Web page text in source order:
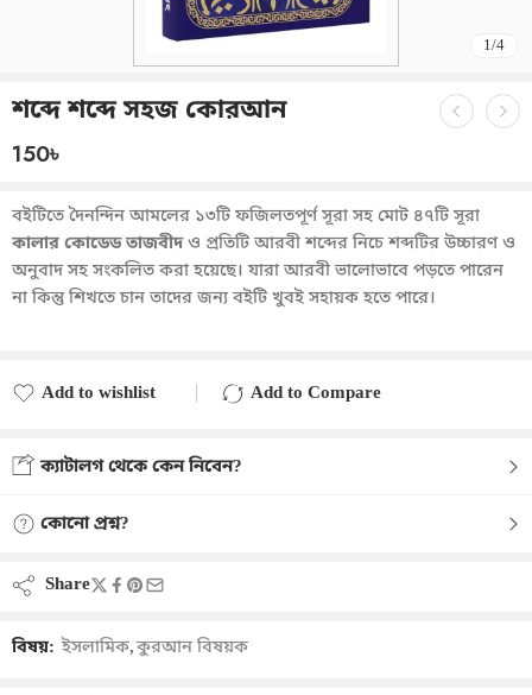
1/4
শব্দে শব্দে সহজ কোরআন
150৳
বইটিতে দৈনন্দিন আমলের ১৩টি ফজিলতপূর্ণ সূরা সহ মোট ৪৭টি সূরা
কালার কোডেড তাজবীদও প্রতিটি আরবী শব্দের নিচে শব্দটির উচ্চারণ ও
অনুবাদ সহ সংকলিত করা হয়েছে। যারা আরবী ভালোভাবে পড়তে পারেন
না কিন্তু শিখতে চান তাদের জন্য বইটি খুবই সহায়ক হতে পারে।
Add to wishlist
Add to Compare
ক্যাটালগ থেকে কেন নিবেন?
কোনো প্রশ্ন?
Share
বিষয়: ইসলামিক,কুরআন বিষয়ক